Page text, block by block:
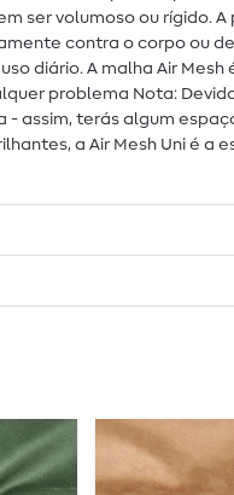
ser volumoso ou rígido.
contra o corpo ou
diário. A malha Air
problema Nota:
assim, terás algum
a Air Mesh Uni é a